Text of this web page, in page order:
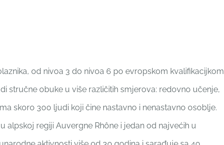
od nivoa 3 do nivoa 6 po evropskom kvalifikacijkom
stručne obuke u više različitih smjerova: redovno učenje,
skoro 300 ljudi koji čine nastavno i nenastavno osoblje.
alpskoj regiji Auvergne Rhône i jedan od najvećih u